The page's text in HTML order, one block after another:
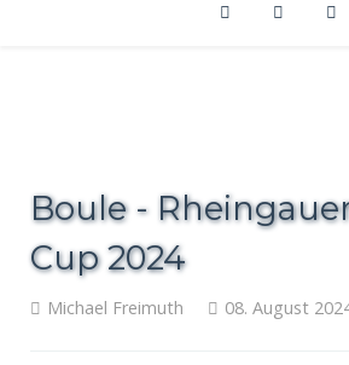
Boule -
Cup 2024
Michael Freimuth 08. August